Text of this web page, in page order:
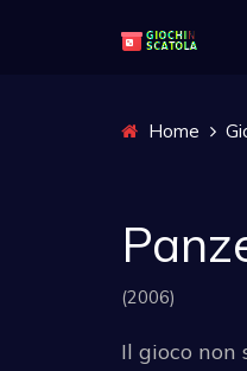
Home
(2006)
Il gioco non